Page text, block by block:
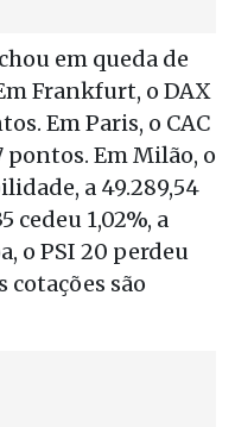
em queda de
Frankfurt, o DAX
Em Paris, o CAC
pontos. Em Milão, o
a 49.289,54
cedeu 1,02%, a
o PSI 20 perdeu
cotações são